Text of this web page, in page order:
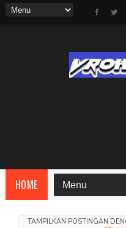
HOME
TAMPILKAN POSTINGAN